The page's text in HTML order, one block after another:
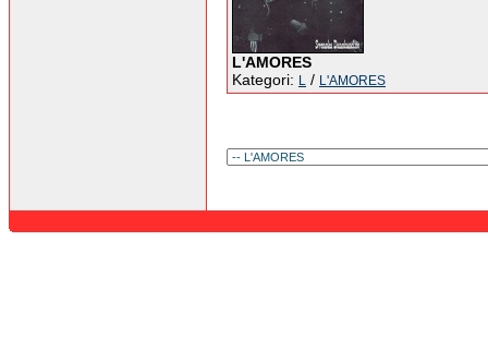
L'AMORES
Kategori: L / L'AMORES